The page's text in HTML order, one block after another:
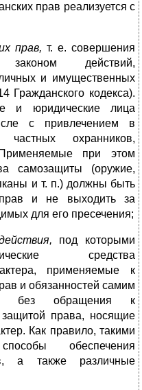
прав реализуется с
прав, т. е. совершения
действий,
и имущественных
Гражданского кодекса).
и юридические лица
с привлечением в
частных охранников,
при этом
самозащиты (оружие,
и т. п.) должны быть
и не выходить за
для его пресечения;
под которыми
средства
применяемые к
и обязанностей самим
без обращения к
права, носящие
Как правило, такими
обеспечения
а также различные